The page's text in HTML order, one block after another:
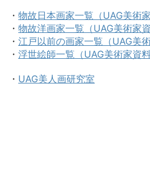
・ 物故日本画家一覧（UAG美術家
・ 物故洋画家一覧（UAG美術家資
・ 江戸以前の画家一覧（UAG美術
・ 浮世絵師一覧（UAG美術家資料
・ UAG美人画研究室